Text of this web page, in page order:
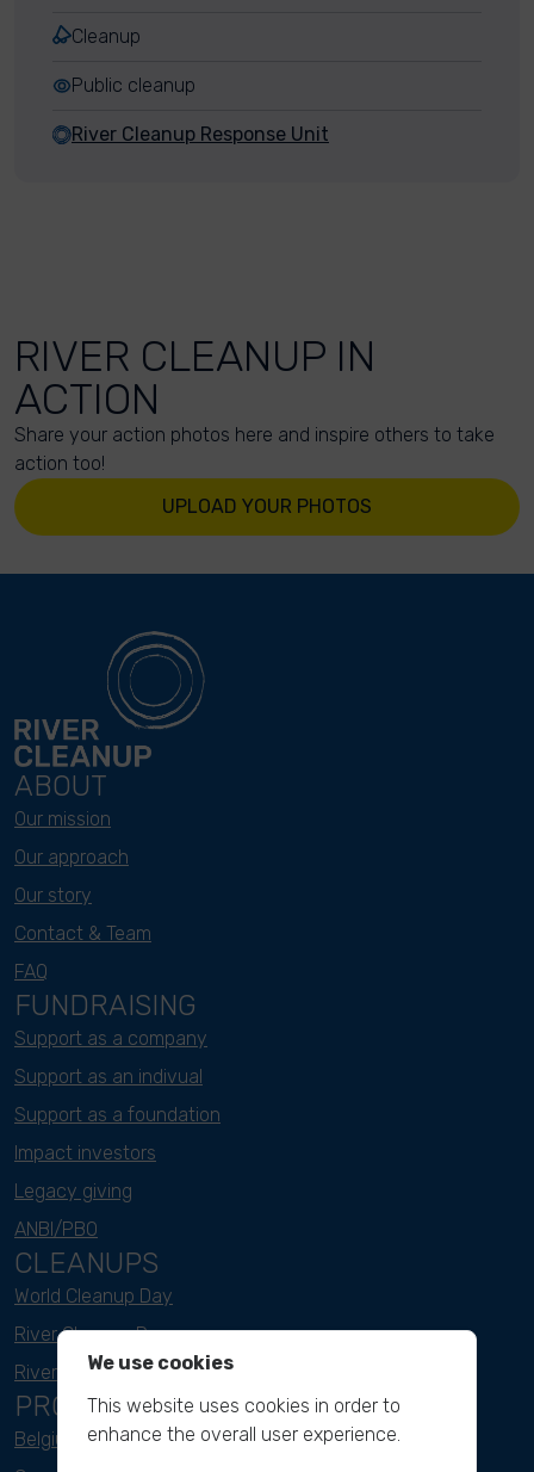
Cleanup
Public cleanup
River Cleanup Response Unit
RIVER CLEANUP IN
ACTION
Share your action photos here and inspire others to take
action too!
UPLOAD YOUR PHOTOS
ABOUT
Our mission
Our approach
Our story
Contact & Team
FAQ
FUNDRAISING
Support as a company
Support as an indivual
Support as a foundation
Impact investors
Legacy giving
ANBI/PBO
CLEANUPS
World Cleanup Day
River Cleanup Days
River Cleanup Challenge
PROJECTS
Belgium
We use cookies
This website uses cookies in order to
enhance the overall user experience.